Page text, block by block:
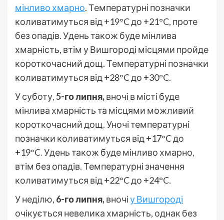
мінливо хмарно. Температурні позначки
коливатимуться від +19°C до +21°C, проте
без опадів. Удень також буде мінлива
хмарність, втім у Вишгороді місцями пройде
короткочасний дощ. Температурні позначки
коливатимуться від +28°C до +30°C.
У суботу,5-го липня,вночі в місті буде
мінлива хмарність та місцями можливий
короткочасний дощ. Уночі температурні
позначки коливатимуться від +17°C до
+19°C. Удень також буде мінливо хмарно,
втім без опадів. Температурні значення
коливатимуться від +22°C до +24°C.
У неділю, 6-го липня,вночіу Вишгороді
очікується невелика хмарність, однак без